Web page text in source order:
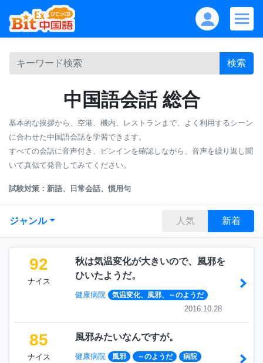
検索
中国語会話 総合
基本的な挨拶から、空港、機内、レストランまで、よく利用するシーン
に合わせた中国語会話を学習できます。
すべての会話に音声付き、ピンインを確認しながら、音声を繰り返し聞
いて真似て発音してみてください。
試験対策：新語、日常会話、慣用句
ジャンル 人気 新着
92
ナイス
秋は気温変化が大きいので、風邪を
ひいたようだ。
健康病院 気温変化、風邪、～のようだ
2016.10.28
85
ナイス
風邪みたいなんですが。
健康病院 風邪 ～のようだ
病院